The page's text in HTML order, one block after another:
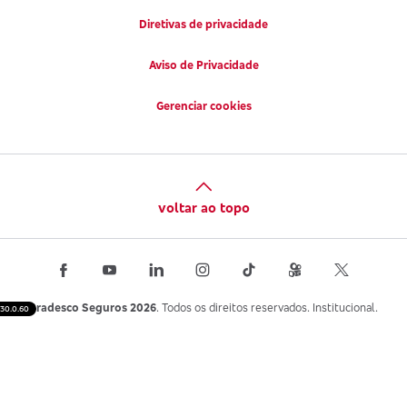
30.0.60
Diretivas de privacidade
Aviso de Privacidade
Gerenciar cookies
voltar ao topo
Bradesco Seguros 2026. Todos os direitos reservados. Institucional.